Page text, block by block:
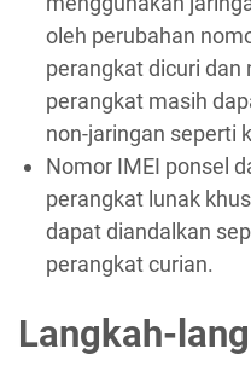
oleh perubahan
perangkat dicuri dan
perangkat masih
non-jaringan seperti
Nomor IMEI ponsel
perangkat lunak
dapat diandalkan
perangkat curian.
Langkah-